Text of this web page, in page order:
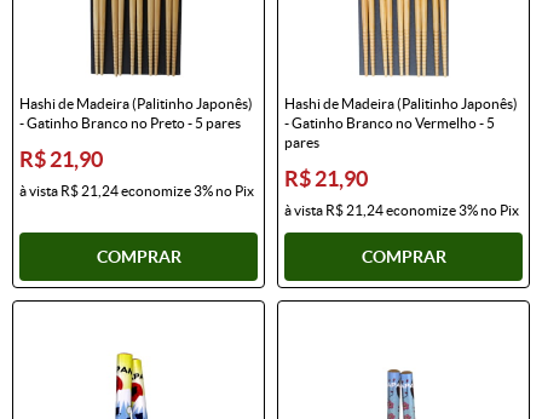
Hashi de Madeira (Palitinho Japonês)
- Gatinho Branco no Preto - 5 pares
R$ 21,90
à vista R$ 21,24economize3%no Pix
COMPRAR
Hashi de Madeira (Palitinho Japonês)
- Gatinho Branco no Vermelho - 5
pares
R$ 21,90
à vista R$ 21,24economize3%no Pix
COMPRAR